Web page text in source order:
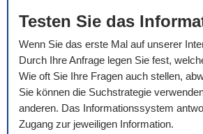
Testen Sie das
Wenn Sie das erste Mal auf unserer
Durch Ihre Anfrage legen Sie fest,
Wie oft Sie Ihre Fragen auch stellen,
Sie können die Suchstrategie
anderen. Das Informationssystem
Zugang zur jeweiligen Information.